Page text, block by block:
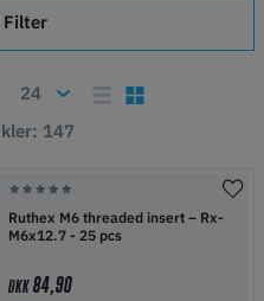
Filter
147
Ruthex M6 threaded insert – Rx-
M6x12.7 - 25 pcs
DKK84,90